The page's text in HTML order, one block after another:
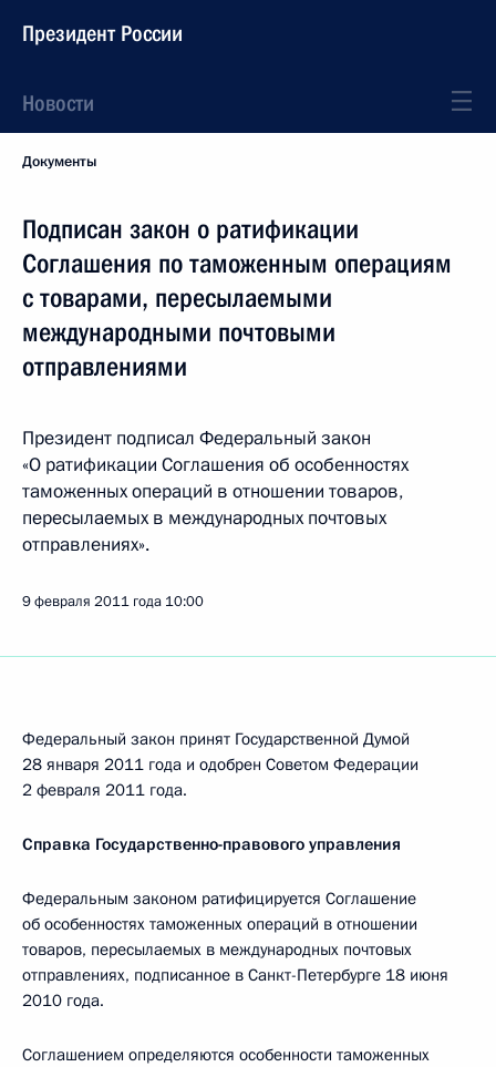
Президент России
Новости
Документы
Подписан закон о ратификации
Соглашения по таможенным операциям
с товарами, пересылаемыми
международными почтовыми
отправлениями
Президент подписал Федеральный закон
«О ратификации Соглашения об особенностях
таможенных операций в отношении товаров,
пересылаемых в международных почтовых
отправлениях».
9 февраля 2011 года 10:00
Федеральный закон принят Государственной Думой
28 января 2011 года и одобрен Советом Федерации
2 февраля 2011 года.
Справка Государственно-правового управления
Федеральным законом ратифицируется Соглашение
об особенностях таможенных операций в отношении
товаров, пересылаемых в международных почтовых
отправлениях, подписанное в Санкт-Петербурге 18 июня
2010 года.
Соглашением определяются особенности таможенных